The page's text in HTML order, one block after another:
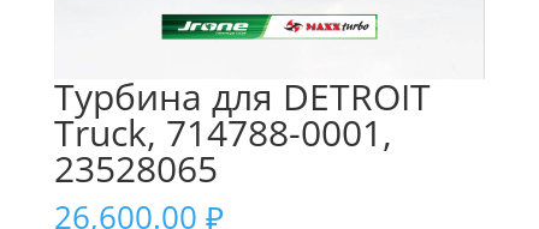
Турбина для DETROIT
Truck, 714788-0001,
23528065
26,600.00 ₽